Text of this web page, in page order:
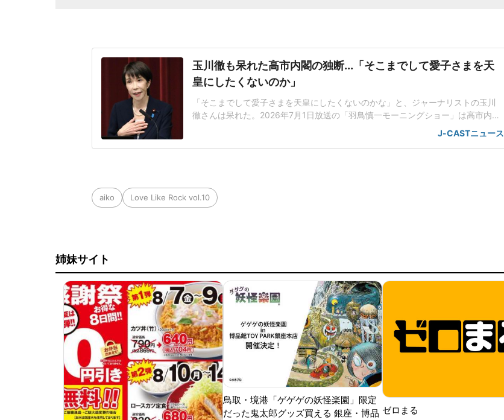
玉川徹も呆れた高市内閣の独断...「そこまでして愛子さまを天
皇にしたくないのか」
「そこまでして愛子さまを天皇にしたくないのかな」と、ジャーナリストの玉川
徹さんは呆れた。2026年7月1日放送の「羽鳥慎一モーニングショー」は高市内閣
が閣議決定した皇室典範改正案について、立法府の総意に基づいていないだけで
なく、国民の総意にも沿っていないんじゃないかと取り上げた。「将来、他国が
J-CASTニュース
aiko Love Like Rock vol.10
姉妹サイト
鳥取・境港「ゲゲゲの妖怪楽園」限定
だった鬼太郎グッズ買える 銀座・博品 ゼロまる